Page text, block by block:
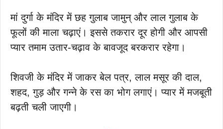
मां दुर्गा के मंदिर में छह गुलाब जामुन् और लाल गुलाब के
फूलों की माला चढ़ाएं। इससे तकरार दूर होगी और आपसी
प्यार तमाम उतार-चढ़ाव के बावजूद बरकरार रहेगा।
शिवजी के मंदिर में जाकर बेल पत्र, लाल मसूर की दाल,
शहद, गुड़ और गन्ने के रस का भोग लगाएं। प्यार में मजबूती
बढ़ती चली जाएगी।